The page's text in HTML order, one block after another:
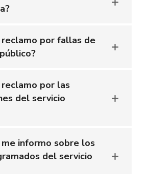
reclamo por fallas de
reclamo por las
del servicio
me informo sobre los
del servicio